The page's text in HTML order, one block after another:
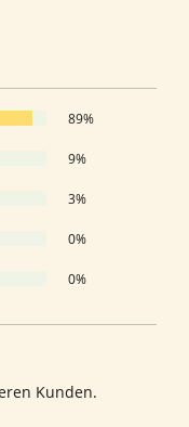
89%
9%
3%
0%
0%
Kunden.